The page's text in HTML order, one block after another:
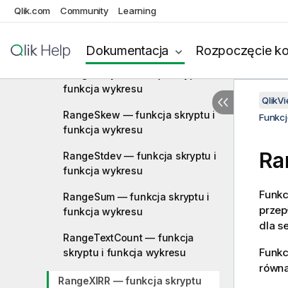
Qlik.com Community Learning
Dokumentacja Rozpoczęcie
skryptu i funkcja wykresu
skryptu i funkcja wykresu
funkcja wykresu
RangeSkew — funkcja skryptu i
funkcja wykresu
RangeStdev — funkcja skryptu i
funkcja wykresu
RangeSum — funkcja skryptu i
funkcja wykresu
RangeTextCount — funkcja
skryptu i funkcja wykresu
RangeXIRR — funkcja skryptu
dla